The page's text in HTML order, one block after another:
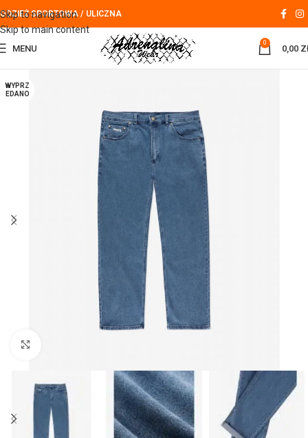
Skip to navigation
Skip to main content
ODZIEŻ SPORTOWA / ULICZNA
MENU
0
0,00
WYPRZ
EDANO